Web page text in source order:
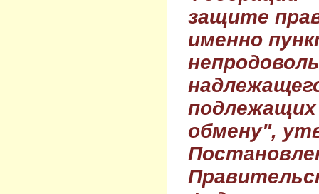
защите
именно
обмену",